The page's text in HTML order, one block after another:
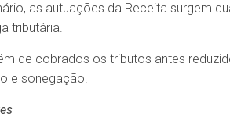
as autuações da Receita surgem
tributária.
de cobrados os tributos antes
e sonegação.